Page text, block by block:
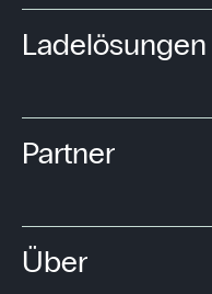
Ladelösungen
Partner
Über